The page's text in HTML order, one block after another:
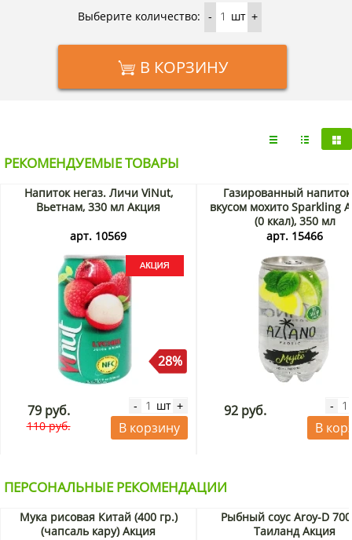
Выберите количество:
- шт +
В КОРЗИНУ
РЕКОМЕНДУЕМЫЕ ТОВАРЫ
Напиток негаз. Личи ViNut,
Вьетнам, 330 мл Акция
арт. 10569
28%
79 руб.
110 руб.
- шт +
В корзину
Газированный
вкусом мохито Sparkling
(0 ккал), 350 мл
арт. 15466
92 руб. -
В
ПЕРСОНАЛЬНЫЕ РЕКОМЕНДАЦИИ
Мука рисовая Китай (400 гр.)
(чапсаль кару) Акция
Рыбный соус Aroy-D
Таиланд Акция